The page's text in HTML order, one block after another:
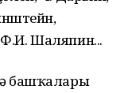
Ф.И. Шаляпин...
башҡалары